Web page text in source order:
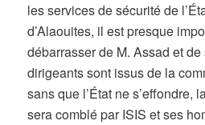
les services de sécurité de
d’Alaouites, il est presque
débarrasser de M. Assad et
dirigeants sont issus de la
sans que l’État ne s’effondre,
sera comblé par ISIS et ses